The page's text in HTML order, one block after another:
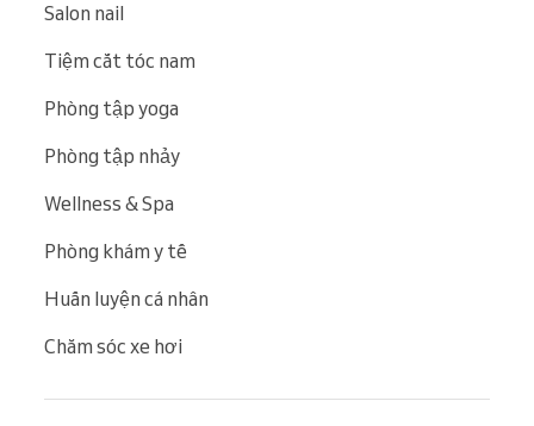
Salon nail
Tiệm cắt tóc nam
Phòng tập yoga
Phòng tập nhảy
Wellness & Spa
Phòng khám y tế
Huấn luyện cá nhân
Chăm sóc xe hơi